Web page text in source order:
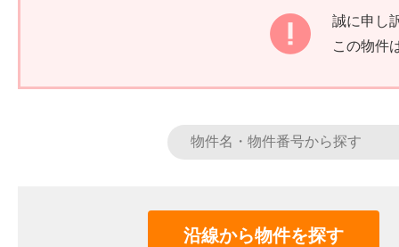
誠に申し
この物件
沿線から物件を探す